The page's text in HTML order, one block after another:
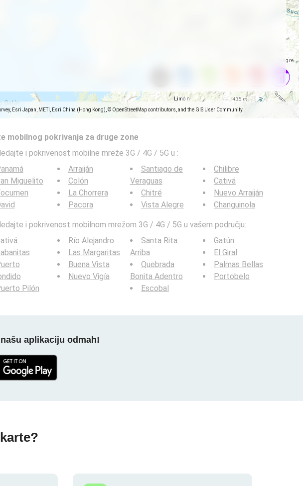
Esri Japan, METI, Esri China (Hong Kong), © OpenStreetMap contributors, and the GIS User Community
mobilnog pokrivanja za druge zone
i pokrivenost mobilne mreže 3G / 4G / 5G u :
Miguelito
Arraiján
Colón
La Chorrera
Pacora
Santiago de
Veraguas
Chitré
Vista Alegre
Chilibre
Cativá
Nuevo Arraiján
Changuinola
i pokrivenost mobilnom mrežom 3G / 4G / 5G u vašem području:
Pilón
Río Alejandro
Las Margaritas
Buena Vista
Nuevo Vigía
Santa Rita
Arriba
Quebrada
Bonita Adentro
Escobal
Gatún
El Giral
Palmas Bellas
Portobelo
aplikaciju odmah!